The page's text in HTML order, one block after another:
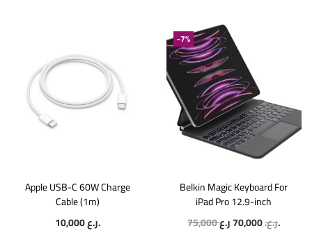
Apple USB-C 60W Charge
Cable (1m)
10,000
ر.ع.
-7%
Belkin Magic Keyboard For
iPad Pro 12.9-inch
75,000
ر.ع.70,000
ر.ع.